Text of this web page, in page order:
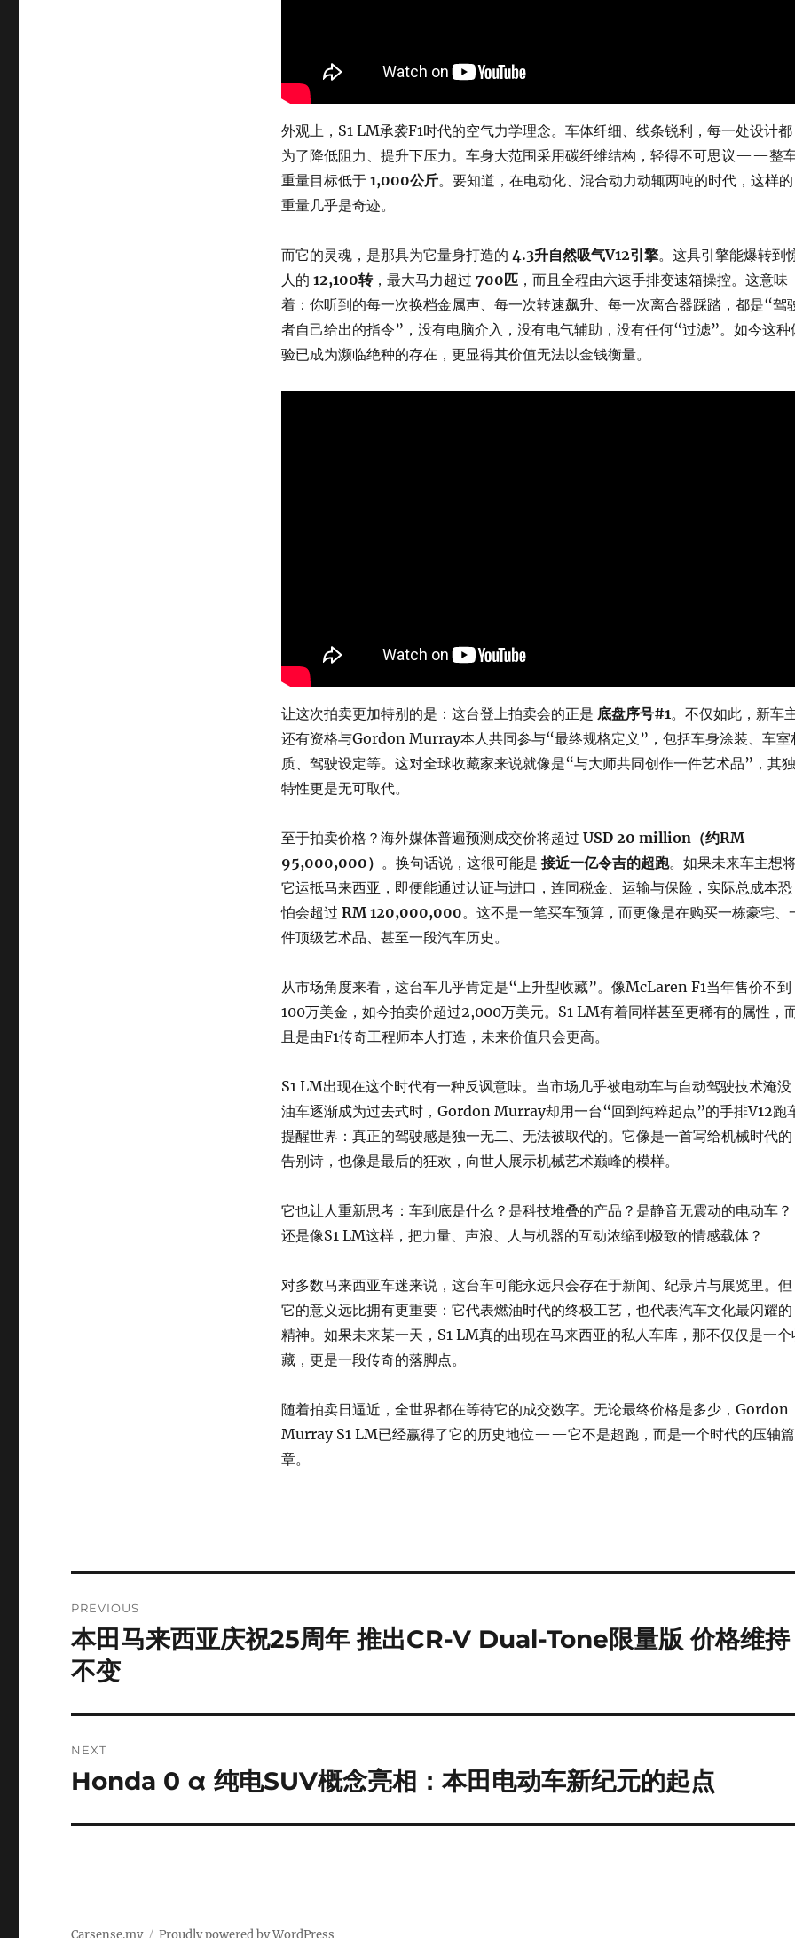
外观上，S1 LM承袭F1时代的空气力学理念。车体纤细、线条锐利，每一处设计都
为了降低阻力、提升下压力。车身大范围采用碳纤维结构，轻得不可思议——整
重量目标低于 1,000公斤。要知道，在电动化、混合动力动辄两吨的时代，这样的
重量几乎是奇迹。
而它的灵魂，是那具为它量身打造的 4.3升自然吸气V12引擎。这具引擎能爆转到
人的 12,100转，最大马力超过 700匹，而且全程由六速手排变速箱操控。这意味
着：你听到的每一次换档金属声、每一次转速飙升、每一次离合器踩踏，都是“驾
者自己给出的指令”，没有电脑介入，没有电气辅助，没有任何“过滤”。如今这种
验已成为濒临绝种的存在，更显得其价值无法以金钱衡量。
让这次拍卖更加特别的是：这台登上拍卖会的正是 底盘序号#1。不仅如此，新车
还有资格与Gordon Murray本人共同参与“最终规格定义”，包括车身涂装、车室
质、驾驶设定等。这对全球收藏家来说就像是“与大师共同创作一件艺术品”，其独
特性更是无可取代。
至于拍卖价格？海外媒体普遍预测成交价将超过 USD 20 million（约RM
95,000,000） 。换句话说，这很可能是 接近一亿令吉的超跑。如果未来车主想
它运抵马来西亚，即便能通过认证与进口，连同税金、运输与保险，实际总成本恐
怕会超过 RM 120,000,000。这不是一笔买车预算，而更像是在购买一栋豪宅、
件顶级艺术品、甚至一段汽车历史。
从市场角度来看，这台车几乎肯定是“上升型收藏”。像McLaren F1当年售价不到
100万美金，如今拍卖价超过2,000万美元。S1 LM有着同样甚至更稀有的属性，
且是由F1传奇工程师本人打造，未来价值只会更高。
S1 LM出现在这个时代有一种反讽意味。当市场几乎被电动车与自动驾驶技术淹没
油车逐渐成为过去式时，Gordon Murray却用一台“回到纯粹起点”的手排V12跑
提醒世界：真正的驾驶感是独一无二、无法被取代的。它像是一首写给机械时代的
告别诗，也像是最后的狂欢，向世人展示机械艺术巅峰的模样。
它也让人重新思考：车到底是什么？是科技堆叠的产品？是静音无震动的电动车？
还是像S1 LM这样，把力量、声浪、人与机器的互动浓缩到极致的情感载体？
对多数马来西亚车迷来说，这台车可能永远只会存在于新闻、纪录片与展览里。但
它的意义远比拥有更重要：它代表燃油时代的终极工艺，也代表汽车文化最闪耀的
精神。如果未来某一天，S1 LM真的出现在马来西亚的私人车库，那不仅仅是一个
藏，更是一段传奇的落脚点。
随着拍卖日逼近，全世界都在等待它的成交数字。无论最终价格是多少，Gordon
Murray S1 LM已经赢得了它的历史地位——它不是超跑，而是一个时代的压轴篇
章。
navigation
PREVIOUS
Previous
post:
本田马来西亚庆祝25周年 推出CR-V Dual-Tone限量版 价格维持
不变
NEXT
Next
Honda 0 α 纯电SUV概念亮相：本田电动车新纪元的起点
Carsense.my Proudly powered by WordPress